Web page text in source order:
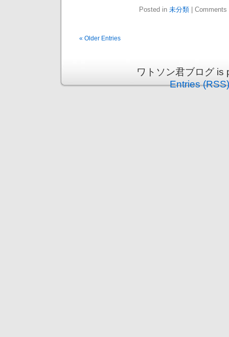
Posted in 未分類 Comments
« Older Entries
ワトソン君ブログ
Entries (RSS)